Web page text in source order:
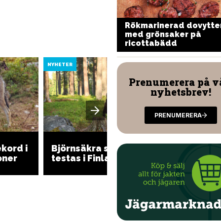
i
NYHETER
Björnsäkra soptunnor
testas i Finland
Rökmarinerad
med grönsaker på
ricottabädd
Prenumerera på
nyhetsbrev!
PRENUMERERA